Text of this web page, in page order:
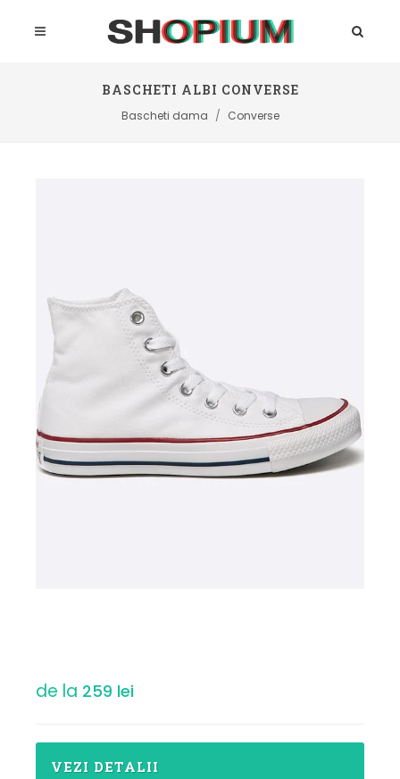
BASCHETI ALBI CONVERSE
Bascheti dama Converse
de la 259 lei
VEZI DETALII